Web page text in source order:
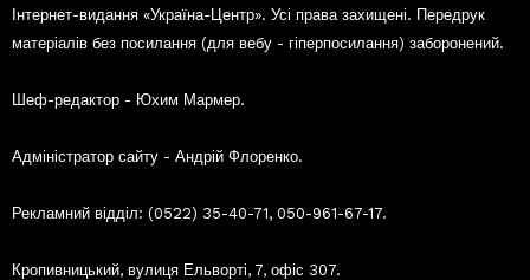
Інтернет-видання «Україна-Центр». Усі права захищені. Передрук
матеріалів без посилання (для вебу - гіперпосилання) заборонений.
Шеф-редактор - Юхим Мармер.
Адміністратор сайту - Андрій Флоренко.
Рекламний відділ: (0522) 35-40-71, 050-961-67-17.
Кропивницький, вулиця Ельворті, 7, офіс 307.